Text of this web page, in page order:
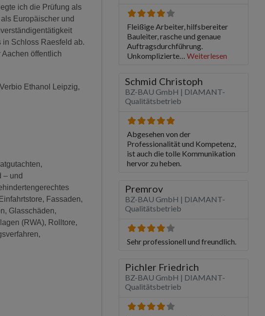
ich die Prüfung als
Europäischer und
Schloss Raesfeld ab.
öffentlich
Ethanol Leipzig,
– und
Fassaden,
Glasschäden,
(RWA), Rolltore,